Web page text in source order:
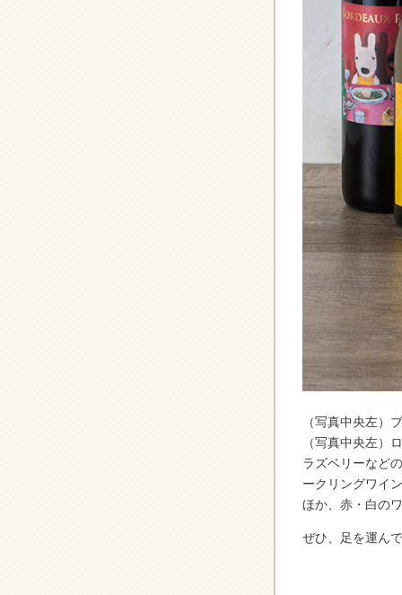
（写真中央左）
（写真中央左）
ラズベリーなど
ークリングワイ
ほか、赤・白の
ぜひ、足を運ん